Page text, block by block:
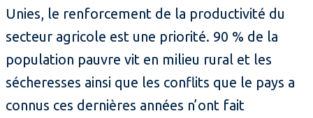
Unies, le renforcement de la productivité du
secteur agricole est une priorité. 90 % de la
population pauvre vit en milieu rural et les
sécheresses ainsi que les conflits que le pays a
connus ces dernières années n’ont fait